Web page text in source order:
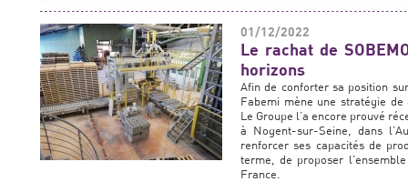
01/12/2022
Le rachat de
horizons
Afin de conforter sa position
Fabemi mène une stratégie de
Le Groupe l’a encore prouvé
à Nogent-sur-Seine, dans
renforcer ses capacités de
terme, de proposer
France.